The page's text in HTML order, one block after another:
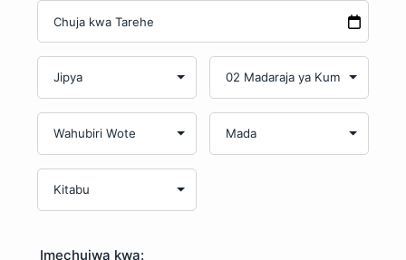
Imechujwa kwa: